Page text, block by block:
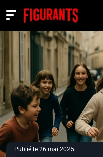
Actualités
Publié le 26 mai 2025